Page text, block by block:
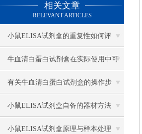
相关文章
RELEVANT ARTICLES
小鼠ELISA试剂盒的重复性如何评
估？
牛血清白蛋白试剂盒在实际使用中可
分为多种类型测定
有关牛血清白蛋白试剂盒的操作步
骤，以下有详细说明
小鼠ELISA试剂盒自备的器材方法
小鼠ELISA试剂盒原理与样本处理